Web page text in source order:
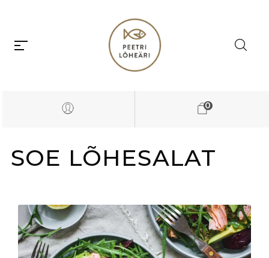
0
SOE LÕHESALAT